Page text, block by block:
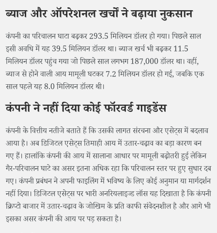
ब्याज और ऑपरेशनल खर्चों ने बढ़ाया नुकसान
कंपनी का परिचालन घाटा बढ़कर 293.5 मिलियन डॉलर हो गया। पिछले साल
इसी अवधि में यह 39.5 मिलियन डॉलर था। ब्याज खर्च भी बढ़कर 11.5
मिलियन डॉलर पहुंच गया जो पिछले साल लगभग 187,000 डॉलर था। वहीं,
ब्याज से होने वाली आय मामूली घटकर 7.2 मिलियन डॉलर हो गई, जबकि एक
साल पहले यह 8.0 मिलियन डॉलर थी।
कंपनी ने नहीं दिया कोई फॉरवर्ड गाइडेंस
कंपनी के वित्तीय नतीजे बताते हैं कि उसकी लागत संरचना और एसेट्स में बदलाव
आया है। अब डिजिटल एसेट्स तिमाही आय में उतार-चढ़ाव का बड़ा कारण बन
गए हैं। हालांकि कंपनी की आय में सालाना आधार पर मामूली बढ़ोतरी हुई लेकिन
गैर-परिचालन घाटे का असर इतना अधिक रहा कि परिचालन स्तर पर हुए सुधार दब
गए। कंपनी प्रबंधन ने अपनी फाइलिंग में भविष्य के लिए कोई अनुमान या मार्गदर्शन
नहीं दिया। डिजिटल एसेट्स पर भारी अनरियलाइज्ड लॉस यह दिखाता है कि कंपनी
क्रिप्टो बाजार में उतार-चढ़ाव के जोखिम के प्रति काफी संवेदनशील है और आगे भी
इसका असर कंपनी की आय पर पड़ सकता है।